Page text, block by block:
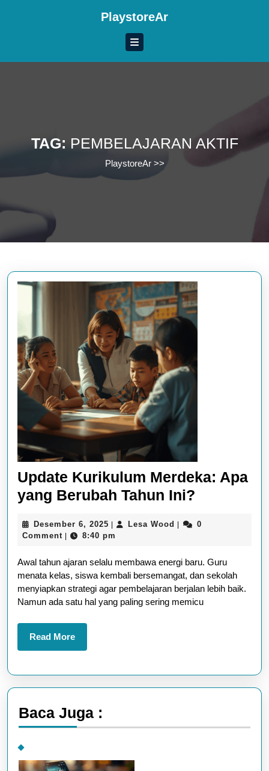
PlaystoreAr
TAG: PEMBELAJARAN AKTIF
PlaystoreAr>>
Update Kurikulum Merdeka: Apa
yang Berubah Tahun Ini?
Merdeka:
yang
Berubah
Tahun
Desember 6, 2025 Desember
6,
Lesa Wood Lesa 0
Comment
8:40 pm
Awal tahun ajaran selalu membawa energi baru. Guru
menata kelas, siswa kembali bersemangat, dan sekolah
menyiapkan strategi agar pembelajaran berjalan lebih baik.
Namun ada satu hal yang paling sering memicu
Read MoreRead
More
Baca Juga :